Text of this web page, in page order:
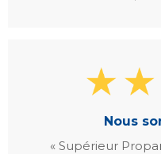
Nous
« Supérieur